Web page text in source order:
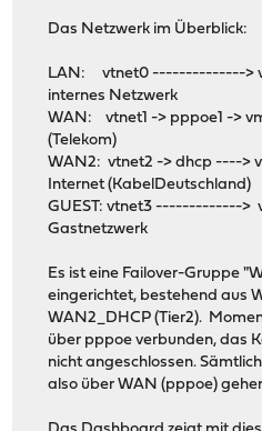
Das Netzwerk im Überblick:
LAN: vtnet0 -------------->
internes Netzwerk
WAN: vtnet1 -> pppoe1 ->
(Telekom)
WAN2: vtnet2 -> dhcp ---->
Internet (KabelDeutschland)
GUEST: vtnet3 ------------->
Gastnetzwerk
Es ist eine Failover-Gruppe
eingerichtet, bestehend aus
WAN2_DHCP (Tier2).
über pppoe verbunden, das
nicht angeschlossen.
also über WAN (pppoe)